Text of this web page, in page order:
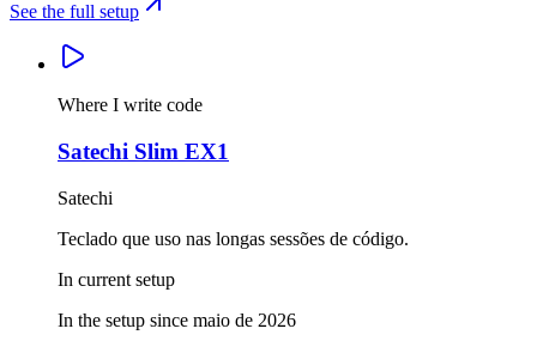
See the full setup
Where I write code
Satechi Slim EX1
Satechi
Teclado que uso nas longas sessões de código.
In current setup
In the setup since maio de 2026